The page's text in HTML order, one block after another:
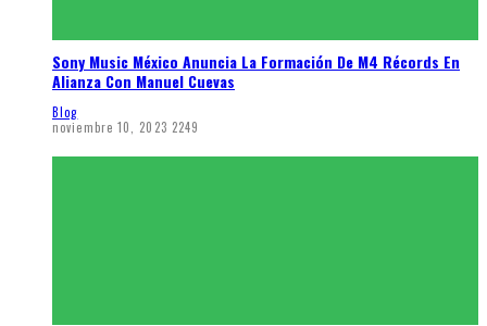
Sony Music México Anuncia La Formación De M4 Récords En
Alianza Con Manuel Cuevas
Blog
noviembre 10, 2023 2249